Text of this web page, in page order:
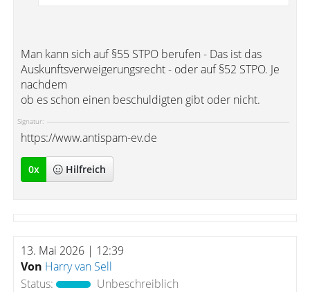
Man kann sich auf §55 STPO berufen - Das ist das
Auskunftsverweigerungsrecht - oder auf §52 STPO. Je
nachdem
ob es schon einen beschuldigten gibt oder nicht.
Signatur:
https://www.antispam-ev.de
0x Hilfreich
13. Mai 2026 | 12:39
Von Harry van Sell
Status:
Unbeschreiblich